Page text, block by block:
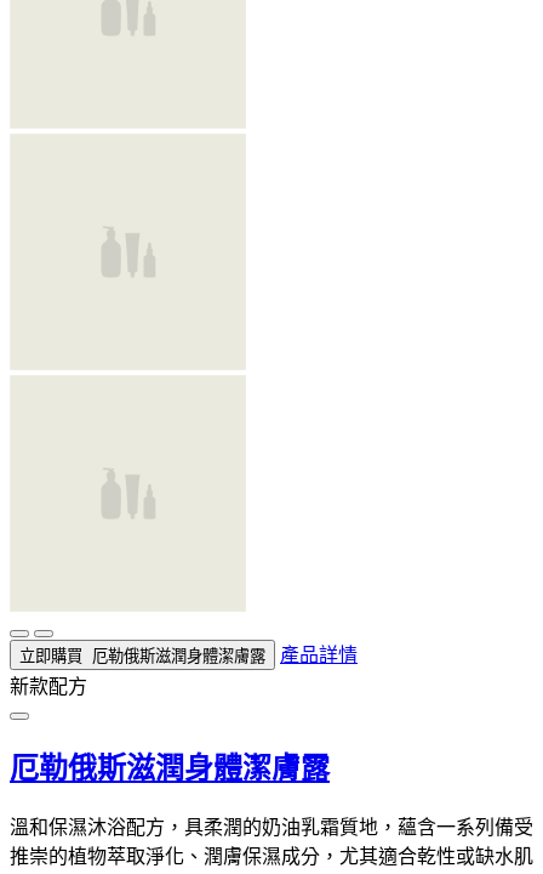
立即購買 厄勒俄斯滋潤身體潔膚露
產品詳情
新款配方
厄勒俄斯滋潤身體潔膚露
溫和保濕沐浴配方，具柔潤的奶油乳霜質地，蘊含一系列備受
推崇的植物萃取淨化、潤膚保濕成分，尤其適合乾性或缺水肌